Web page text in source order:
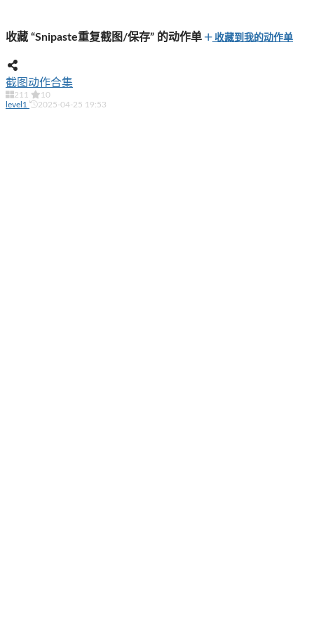
收藏 “Snipaste重复截图/保存” 的动作单 收藏到我的动作单
截图动作合集
211
10
level1
2025-04-25 19:53